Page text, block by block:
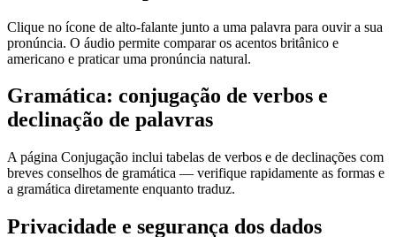
Clique no ícone de alto-falante junto a uma palavra para ouvir a sua
pronúncia. O áudio permite comparar os acentos britânico e
americano e praticar uma pronúncia natural.
Gramática: conjugação de verbos e
declinação de palavras
A página Conjugação inclui tabelas de verbos e de declinações com
breves conselhos de gramática — verifique rapidamente as formas e
a gramática diretamente enquanto traduz.
Privacidade e segurança dos dados